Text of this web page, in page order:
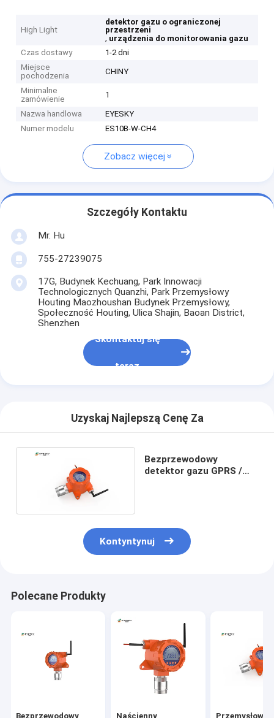
High Light
detektor gazu o ograniczonej
przestrzeni
, urządzenia do monitorowania gazu
Czas dostawy
1-2 dni
Miejsce
pochodzenia
CHINY
Minimalne
zamówienie
1
Nazwa handlowa
EYESKY
Numer modelu
ES10B-W-CH4
Zobacz więcej
Szczegóły Kontaktu
Mr. Hu
755-27239075
17G, Budynek Kechuang, Park Innowacji
Technologicznych Quanzhi, Park Przemysłowy
Houting Maozhoushan Budynek Przemysłowy,
Społeczność Houting, Ulica Shajin, Baoan District,
Shenzhen
Skontaktuj się
teraz
Uzyskaj Najlepszą Cenę Za
Bezprzewodowy
detektor gazu GPRS /
Kontyntynuj
Polecane Produkty
Bezprzewodowy Naścienny Przemysłowy